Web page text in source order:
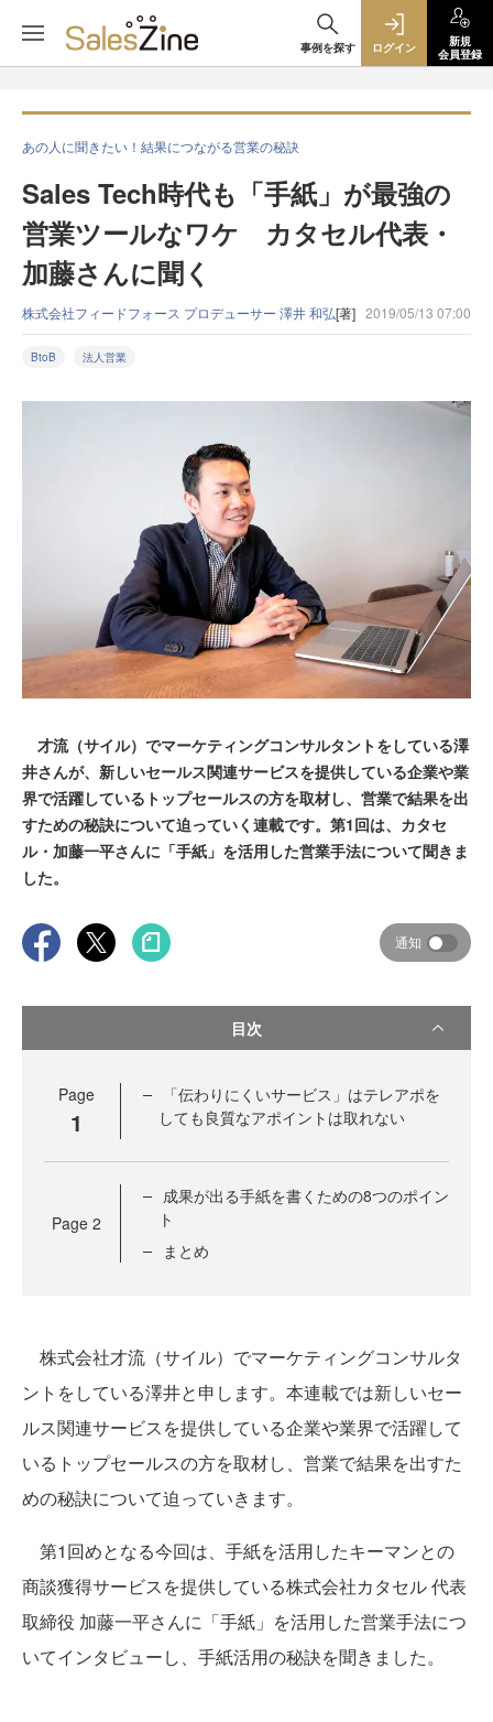
事例を探す ログイン
新規
会員登録
あの人に聞きたい！結果につながる営業の秘訣
Sales Tech時代も「手紙」が最強の
営業ツールなワケ カタセル代表・
加藤さんに聞く
株式会社フィードフォース プロデューサー 澤井 和弘[著] 2019/05/13 07:00
BtoB 法人営業
才流（サイル）でマーケティングコンサルタントをしている澤
井さんが、新しいセールス関連サービスを提供している企業や業
界で活躍しているトップセールスの方を取材し、営業で結果を出
すための秘訣について迫っていく連載です。第1回は、カタセ
ル・加藤一平さんに「手紙」を活用した営業手法について聞きま
した。
通知
目次
Page
1
「伝わりにくいサービス」はテレアポを
しても良質なアポイントは取れない
Page 2
成果が出る手紙を書くための8つのポイン
ト
まとめ
株式会社才流（サイル）でマーケティングコンサルタ
ントをしている澤井と申します。本連載では新しいセー
ルス関連サービスを提供している企業や業界で活躍して
いるトップセールスの方を取材し、営業で結果を出すた
めの秘訣について迫っていきます。
第1回めとなる今回は、手紙を活用したキーマンとの
商談獲得サービスを提供している株式会社カタセル 代表
取締役 加藤一平さんに「手紙」を活用した営業手法につ
いてインタビューし、手紙活用の秘訣を聞きました。